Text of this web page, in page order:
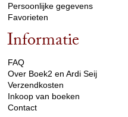
Persoonlijke gegevens
Favorieten
Informatie
FAQ
Over Boek2 en Ardi Seij
Verzendkosten
Inkoop van boeken
Contact